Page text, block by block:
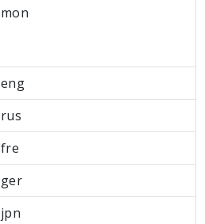
mon
eng
rus
fre
ger
jpn